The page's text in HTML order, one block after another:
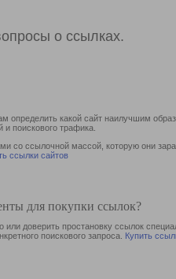
о ссылках.
какой сайт наилучшим
и поискового трафика.
со ссылочной массой, которую они
ссылки сайтов
для покупки ссылок?
доверить простановку ссылок
поискового запроса. Купить